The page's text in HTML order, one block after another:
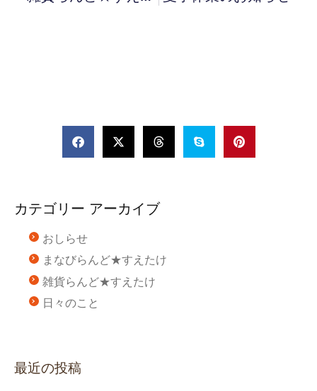
カテゴリー アーカイブ
おしらせ
まなびらんど★すえたけ
雑貨らんど★すえたけ
日々のこと
最近の投稿